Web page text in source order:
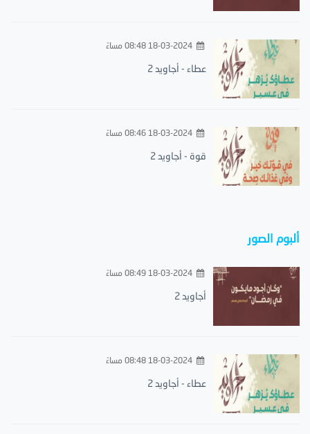
18-03-2024 08:48 مساءً
عطاء - أجاويد 2
18-03-2024 08:46 مساءً
قوة - أجاويد 2
ألبوم الصور
18-03-2024 08:49 مساءً
أجاويد 2
18-03-2024 08:48 مساءً
عطاء - أجاويد 2